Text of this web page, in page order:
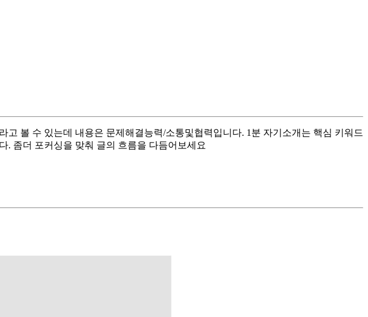
볼 수 있는데 내용은 문제해결능력/소통및협력입니다. 1분 자기소개는 핵심 키워드
. 좀더 포커싱을 맞춰 글의 흐름을 다듬어보세요